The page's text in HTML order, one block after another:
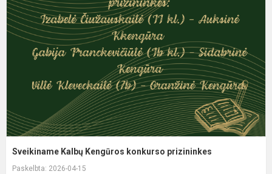
Sveikiname Kalbų Kengūros konkurso prizininkes
Paskelbta: 2026-04-15